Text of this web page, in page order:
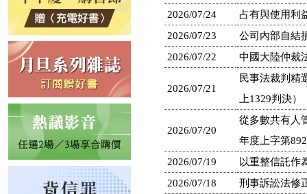
2026/07/24
占有與使用利
2026/07/23
公司內部自結
2026/07/22
中國大陸仲裁
2026/07/21
民事法裁判精
上1329判決）
2026/07/20
從多數共有人
年度上字第
2026/07/19
以重整信託作
2026/07/18
刑事訴訟法修